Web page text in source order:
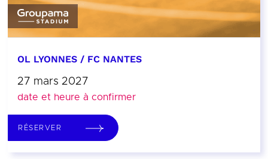
OL LYONNES / FC NANTES
27 mars 2027
date et heure à confirmer
RÉSERVER